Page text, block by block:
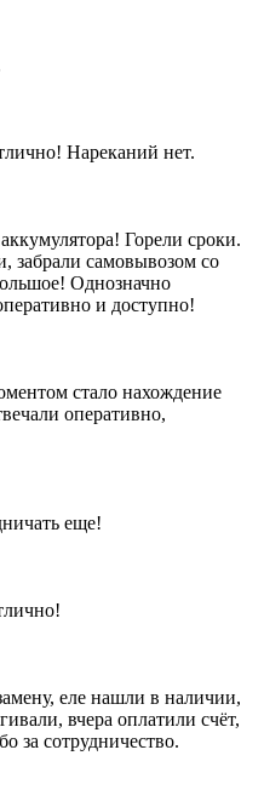
Нареканий нет.
Горели сроки.
забрали самовывозом со
Однозначно
и доступно!
стало нахождение
оперативно,
еще!
еле нашли в наличии,
вчера оплатили счёт,
за сотрудничество.